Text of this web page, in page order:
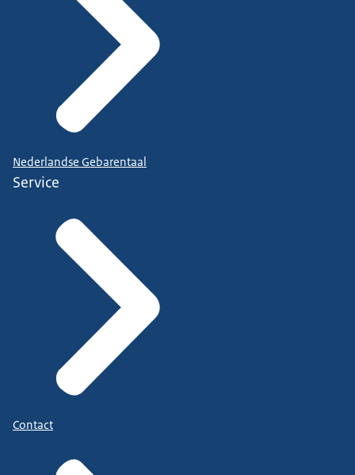
Nederlandse Gebarentaal
Service
Contact